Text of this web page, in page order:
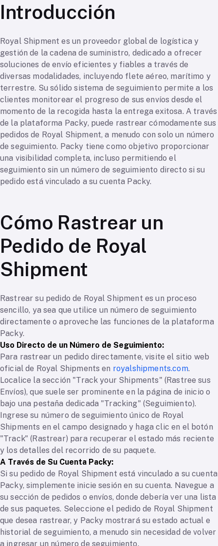
Introducción
Royal Shipment es un proveedor global de logística y
gestión de la cadena de suministro, dedicado a ofrecer
soluciones de envío eficientes y fiables a través de
diversas modalidades, incluyendo flete aéreo, marítimo y
terrestre. Su sólido sistema de seguimiento permite a los
clientes monitorear el progreso de sus envíos desde el
momento de la recogida hasta la entrega exitosa. A través
de la plataforma Packy, puede rastrear cómodamente sus
pedidos de Royal Shipment, a menudo con solo un número
de seguimiento. Packy tiene como objetivo proporcionar
una visibilidad completa, incluso permitiendo el
seguimiento sin un número de seguimiento directo si su
pedido está vinculado a su cuenta Packy.
Cómo Rastrear un
Pedido de Royal
Shipment
Rastrear su pedido de Royal Shipment es un proceso
sencillo, ya sea que utilice un número de seguimiento
directamente o aproveche las funciones de la plataforma
Packy.
Uso Directo de un Número de Seguimiento:
Para rastrear un pedido directamente, visite el sitio web
oficial de Royal Shipments en royalshipments.com.
Localice la sección "Track your Shipments" (Rastree sus
Envíos), que suele ser prominente en la página de inicio o
bajo una pestaña dedicada "Tracking" (Seguimiento).
Ingrese su número de seguimiento único de Royal
Shipments en el campo designado y haga clic en el botón
"Track" (Rastrear) para recuperar el estado más reciente
y los detalles del recorrido de su paquete.
A Través de Su Cuenta Packy:
Si su pedido de Royal Shipment está vinculado a su cuenta
Packy, simplemente inicie sesión en su cuenta. Navegue a
su sección de pedidos o envíos, donde debería ver una lista
de sus paquetes. Seleccione el pedido de Royal Shipment
que desea rastrear, y Packy mostrará su estado actual e
historial de seguimiento, a menudo sin necesidad de volver
a ingresar un número de seguimiento.